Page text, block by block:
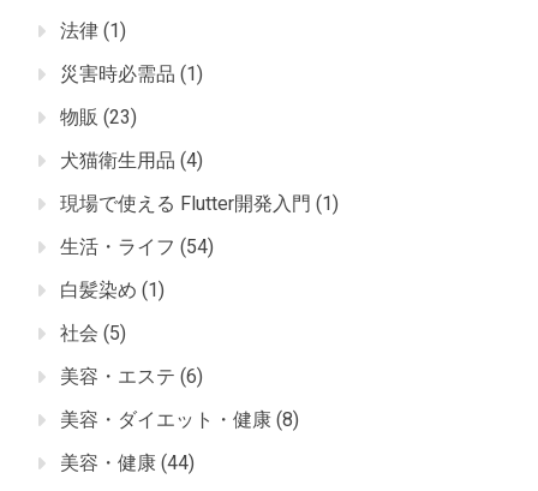
法律 (1)
災害時必需品 (1)
物販 (23)
犬猫衛生用品 (4)
現場で使える Flutter開発入門 (1)
生活・ライフ (54)
白髪染め (1)
社会 (5)
美容・エステ (6)
美容・ダイエット・健康 (8)
美容・健康 (44)